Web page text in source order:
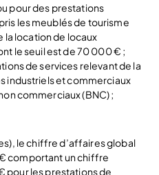
pour des prestations
les meublés de tourisme
la location de locaux
le seuil est de 70 000 € ;
de services relevant de la
industriels et commerciaux
commerciaux (BNC) ;
le chiffre d’affaires global
comportant un chiffre
pour les prestations de